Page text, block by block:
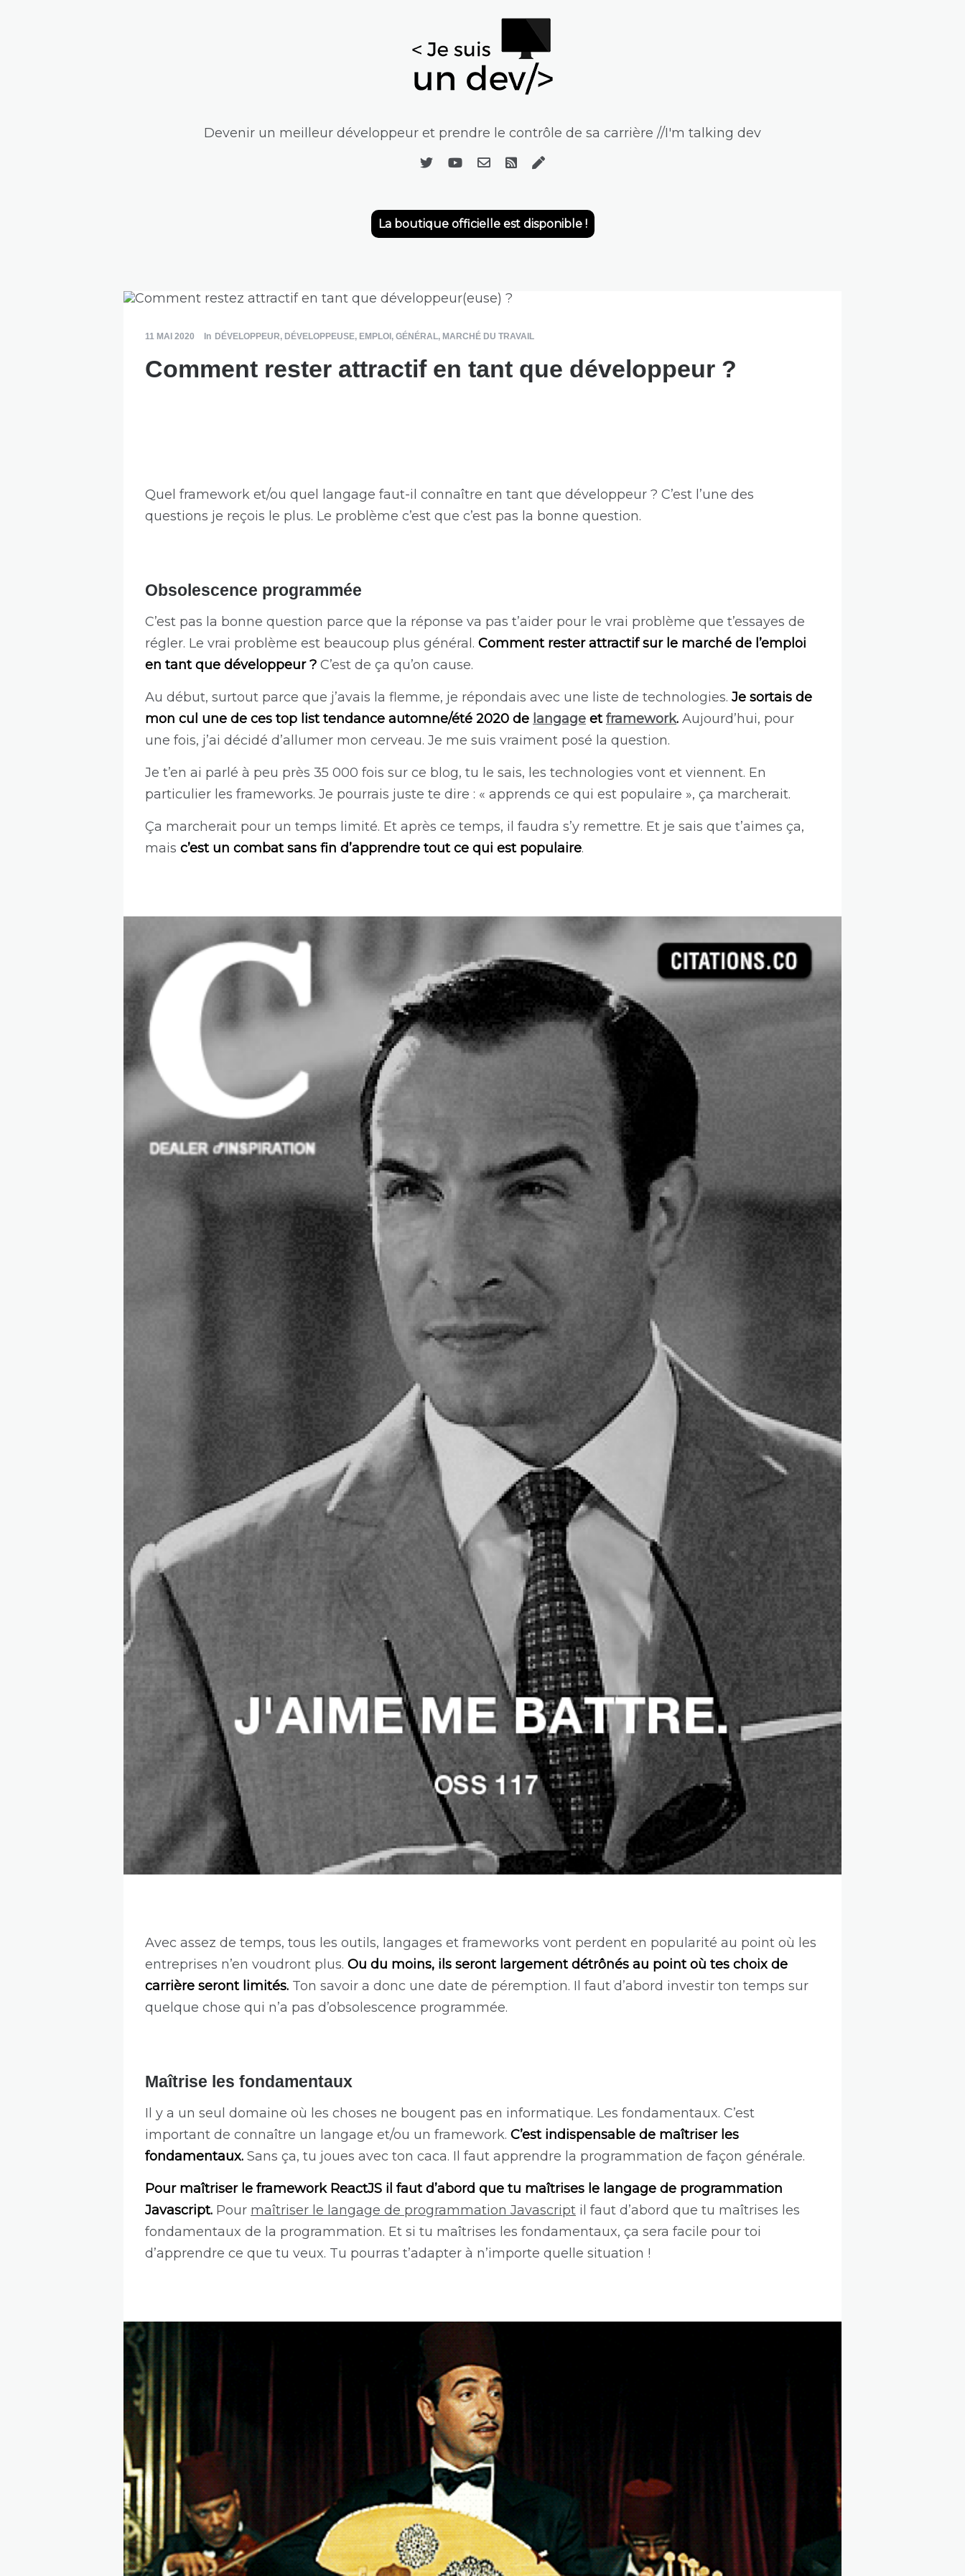
Devenir un meilleur développeur et prendre le contrôle de sa carrière //I'm talking dev
La boutique officielle est disponible !
11 MAI 2020 In DÉVELOPPEUR, DÉVELOPPEUSE, EMPLOI , GÉNÉRAL, MARCHÉ DU TRAVAIL
Comment rester attractif en tant que développeur ?
Quel framework et/ou quel langage faut-il connaître en tant que développeur ? C’est l’une des
questions je reçois le plus. Le problème c’est que c’est pas la bonne question.
Obsolescence programmée
C’est pas la bonne question parce que la réponse va pas t’aider pour le vrai problème que t’essayes de
régler. Le vrai problème est beaucoup plus général. Comment rester attractif sur le marché de l’emploi
en tant que développeur ? C’est de ça qu’on cause.
Au début, surtout parce que j’avais la flemme, je répondais avec une liste de technologies. Je sortais de
mon cul une de ces top list tendance automne/été 2020 de langage etframework. Aujourd’hui, pour
une fois, j’ai décidé d’allumer mon cerveau. Je me suis vraiment posé la question.
Je t’en ai parlé à peu près 35 000 fois sur ce blog, tu le sais, les technologies vont et viennent. En
particulier les frameworks. Je pourrais juste te dire : « apprends ce qui est populaire », ça marcherait.
Ça marcherait pour un temps limité. Et après ce temps, il faudra s’y remettre. Et je sais que t’aimes ça,
mais c’est un combat sans fin d’apprendre tout ce qui est populaire.
Avec assez de temps, tous les outils, langages et frameworks vont perdent en popularité au point où les
entreprises n’en voudront plus. Ou du moins, ils seront largement détrônés au point où tes choix de
carrière seront limités. Ton savoir a donc une date de péremption. Il faut d’abord investir ton temps sur
quelque chose qui n’a pas d’obsolescence programmée.
Maîtrise les fondamentaux
Il y a un seul domaine où les choses ne bougent pas en informatique. Les fondamentaux. C’est
important de connaître un langage et/ou un framework. C’est indispensable de maîtriser les
fondamentaux. Sans ça, tu joues avec ton caca. Il faut apprendre la programmation de façon générale.
Pour maîtriser le framework ReactJS il faut d’abord que tu maîtrises le langage de programmation
Javascript. Pour maîtriser le langage de programmation Javascript il faut d’abord que tu maîtrises les
fondamentaux de la programmation. Et si tu maîtrises les fondamentaux, ça sera facile pour toi
d’apprendre ce que tu veux. Tu pourras t’adapter à n’importe quelle situation !